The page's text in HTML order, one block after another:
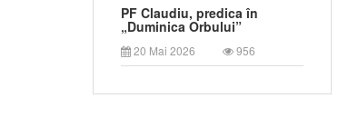
PF Claudiu, predica în
„Duminica Orbului”
20 Mai 2026 956